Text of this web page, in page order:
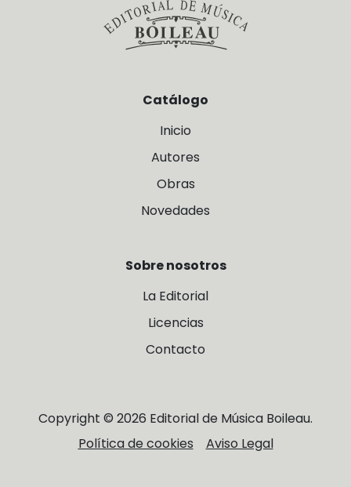
Catálogo
Inicio
Autores
Obras
Novedades
Sobre nosotros
La Editorial
Licencias
Contacto
Copyright © 2026 Editorial de Música Boileau.
Política de cookies
Aviso Legal